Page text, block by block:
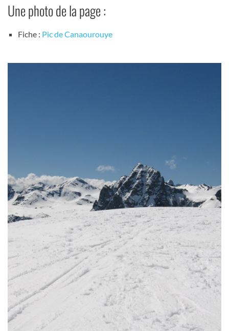
Une photo de la page :
Fiche : Pic de Canaourouye